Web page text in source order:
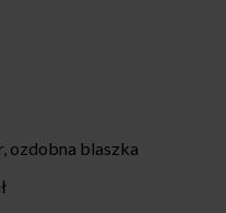
ozdobna blaszka